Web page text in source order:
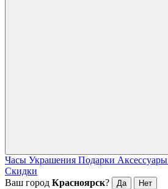
Часы Украшения Подарки Аксессуары
Скидки
Ваш город Красноярск? Да Нет